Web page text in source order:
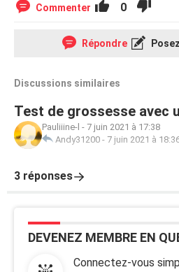
Commenter 0
Répondre
Discussions similaires
Test de grossesse avec
Pauliiine-l - 7 juin 2021 à 17:38
Andy31200 - 7 juin 2021 à
3 réponses
DEVENEZ MEMBRE EN
Connectez-vous